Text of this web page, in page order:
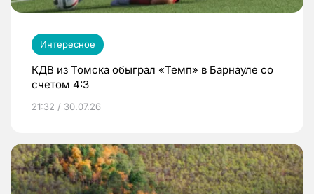
Интересное
КДВ из Томска обыграл «Темп» в Барнауле со
счетом 4:3
21:32 / 30.07.26